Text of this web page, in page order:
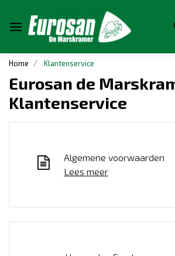
Home Klantenservice
Eurosan de
Klantenservice
Algemene voorwaarden
Lees meer